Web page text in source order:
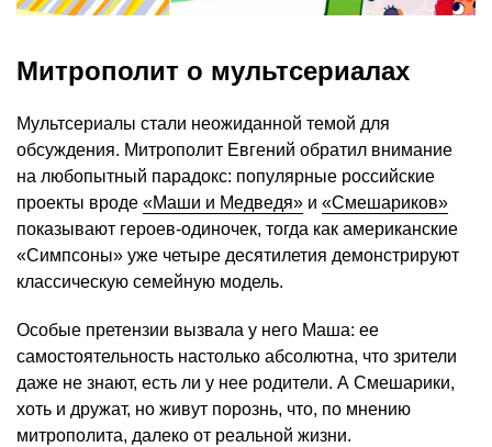
Митрополит о мультсериалах
Мультсериалы стали неожиданной темой для
обсуждения. Митрополит Евгений обратил внимание
на любопытный парадокс: популярные российские
проекты вроде «Маши и Медведя» и «Смешариков»
показывают героев-одиночек, тогда как американские
«Симпсоны» уже четыре десятилетия демонстрируют
классическую семейную модель.
Особые претензии вызвала у него Маша: ее
самостоятельность настолько абсолютна, что зрители
даже не знают, есть ли у нее родители. А Смешарики,
хоть и дружат, но живут порознь, что, по мнению
митрополита, далеко от реальной жизни.